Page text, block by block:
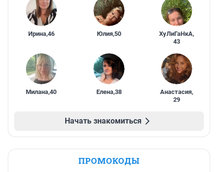
Ирина,46 Юлия,50 ХуЛиГаНкА,
43
Милана,40 Елена,38 Анастасия,
29
Начать знакомиться
ПРОМОКОДЫ